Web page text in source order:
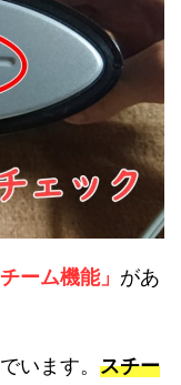
チーム機能」 があ
います。 スチー